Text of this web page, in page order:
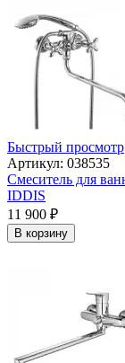
Быстрый просмотр
Артикул: 038535
Смеситель для
IDDIS
11 900 ₽
В корзину